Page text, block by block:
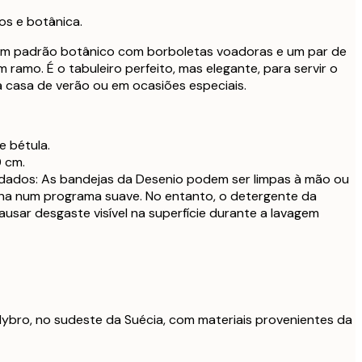
e botânica.
padrão botânico com borboletas voadoras e um par de
ramo. É o tabuleiro perfeito, mas elegante, para servir o
casa de verão ou em ocasiões especiais.
bétula.
cm.
As bandejas da Desenio podem ser limpas à mão ou
num programa suave. No entanto, o detergente da
desgaste visível na superfície durante a lavagem
no sudeste da Suécia, com materiais provenientes da